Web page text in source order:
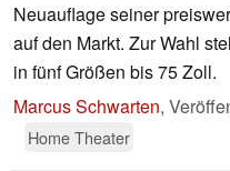
Neuauflage seiner
auf den Markt. Zur Wahl
in fünf Größen bis 75 Zoll.
Marcus Schwarten,
Home Theater